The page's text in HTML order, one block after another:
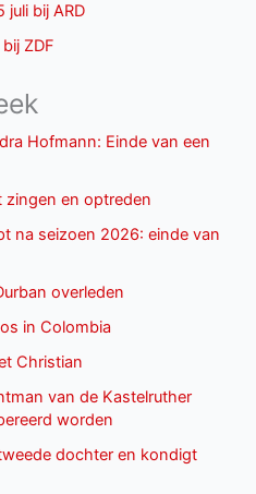
bij ARD
ZDF
Hofmann: Einde van een
zingen en optreden
na seizoen 2026: einde van
overleden
in Colombia
Christian
van de Kastelruther
worden
dochter en kondigt